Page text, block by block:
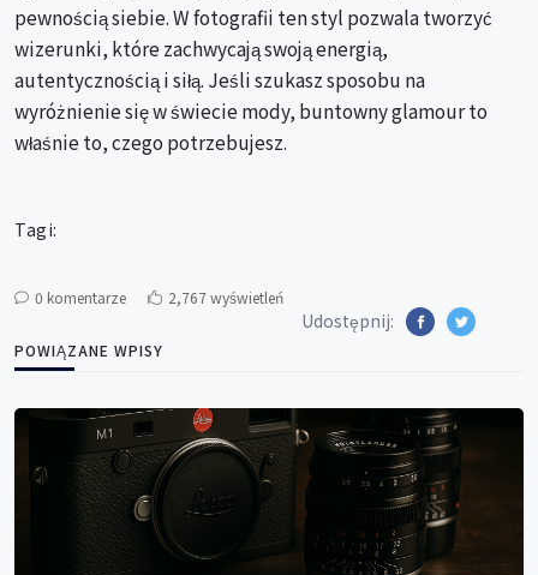
pewnością siebie. W fotografii ten styl pozwala tworzyć
wizerunki, które zachwycają swoją energią,
autentycznością i siłą. Jeśli szukasz sposobu na
wyróżnienie się w świecie mody, buntowny glamour to
właśnie to, czego potrzebujesz.
Tagi:
0 komentarze 2,767 wyświetleń
Udostępnij:
POWIĄZANE WPISY